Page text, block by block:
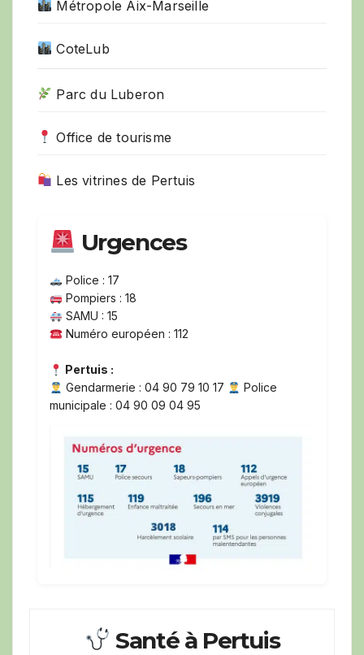
Métropole Aix-Marseille
CoteLub
Parc du Luberon
Office de tourisme
Les vitrines de Pertuis
Urgences
Police : 17
Pompiers : 18
SAMU : 15
Numéro européen : 112
Pertuis :
Gendarmerie : 04 90 79 10 17
Police
municipale : 04 90 09 04 95
Santé à Pertuis